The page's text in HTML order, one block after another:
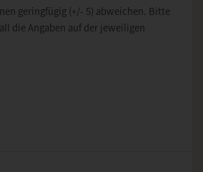
geringfügig (+/- 5) abweichen. Bitte
die Angaben auf der jeweiligen